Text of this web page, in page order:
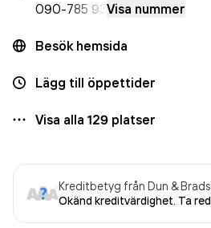
090-785 93 Visa nummer
Besök hemsida
Lägg till öppettider
Visa alla 129 platser
Kreditbetyg från Dun &
Okänd kreditvärdighet. Ta